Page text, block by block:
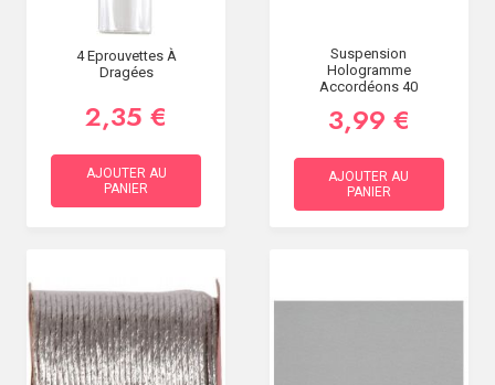
4 Eprouvettes À
Dragées
2,35 €
AJOUTER AU
PANIER
Suspension
Hologramme
Accordéons 40
3,99 €
AJOUTER AU
PANIER